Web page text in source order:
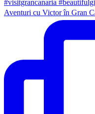
Aventuri cu Victor în Gran